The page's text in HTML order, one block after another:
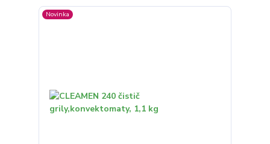
Novinka